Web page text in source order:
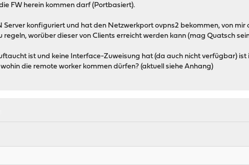
FW herein kommen darf (Portbasiert).
Server konfiguriert und hat den Netzwerkport ovpns2 bekommen, von mir
regeln, worüber dieser von Clients erreicht werden kann (mag Quatsch
ist und keine Interface-Zuweisung hat (da auch nicht verfügbar) ist
die remote worker kommen dürfen? (aktuell siehe Anhang)